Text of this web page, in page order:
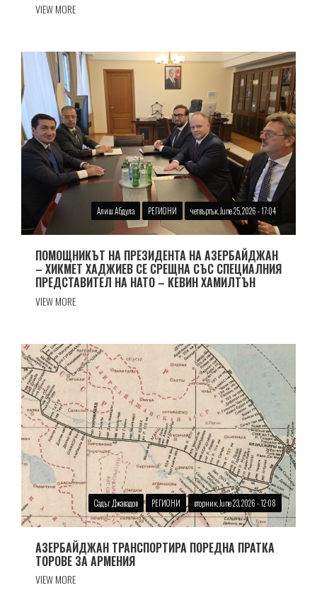
VIEW MORE
Алиш Абдула РЕГИОНИ четвъртък, June 25, 2026 - 17:04
ПОМОЩНИКЪТ НА ПРЕЗИДЕНТА НА АЗЕРБАЙДЖАН
– ХИКМЕТ ХАДЖИЕВ СЕ СРЕЩНА СЪС СПЕЦИАЛНИЯ
ПРЕДСТАВИТЕЛ НА НАТО – КЕВИН ХАМИЛТЪН
VIEW MORE
Садъг Джавадов РЕГИОНИ вторник, June 23, 2026 - 12:08
АЗЕРБАЙДЖАН ТРАНСПОРТИРА ПОРЕДНА ПРАТКА
ТОРОВЕ ЗА АРМЕНИЯ
VIEW MORE